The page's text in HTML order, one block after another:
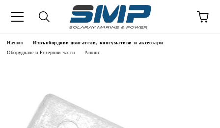
Начало
Извънбордови двигатели, консумативи и аксесоари
Оборудване и Резервни части
Аноди